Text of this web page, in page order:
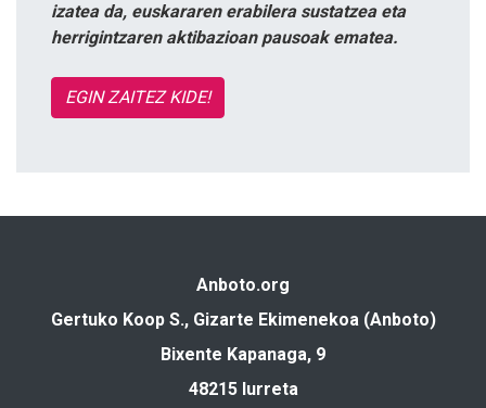
izatea da, euskararen erabilera sustatzea eta
herrigintzaren aktibazioan pausoak ematea.
EGIN ZAITEZ KIDE!
Anboto.org
Gertuko Koop S., Gizarte Ekimenekoa (Anboto)
Bixente Kapanaga, 9
48215 Iurreta